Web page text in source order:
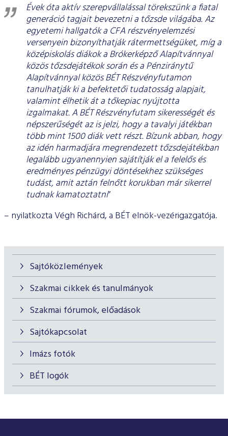
Sajtóközlemények
Szakmai cikkek és tanulmányok
Szakmai fórumok, előadások
Sajtókapcsolat
Imázs fotók
BÉT logók
Évek óta aktív szerepvállalással törekszünk a fiatal
generáció tagjait bevezetni a tőzsde világába. Az
egyetemi hallgatók a CFA részvényelemzési
versenyein bizonyíthatják rátermettségüket, míg a
középiskolás diákok a Brókerképző Alapítvánnyal
közös tőzsdejátékok során és a Pénziránytű
Alapítvánnyal közös BÉT Részvényfutamon
tanulhatják ki a befektetői tudatosság alapjait,
valamint élhetik át a tőkepiac nyújtotta
izgalmakat. A BÉT Részvényfutam sikerességét és
népszerűségét az is jelzi, hogy a tavalyi játékban
több mint 1500 diák vett részt. Bízunk abban, hogy
az idén harmadjára megrendezett tőzsdejátékban
legalább ugyanennyien sajátítják el a felelős és
eredményes pénzügyi döntésekhez szükséges
tudást, amit aztán felnőtt korukban már sikerrel
tudnak kamatoztatni”
– nyilatkozta Végh Richárd, a BÉT elnök-vezérigazgatója.